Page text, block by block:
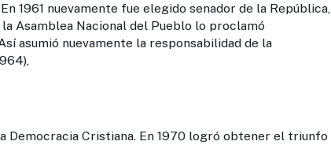
1961 nuevamente fue elegido senador de la República,
Asamblea Nacional del Pueblo lo proclamó
asumió nuevamente la responsabilidad de la
Democracia Cristiana. En 1970 logró obtener el triunfo